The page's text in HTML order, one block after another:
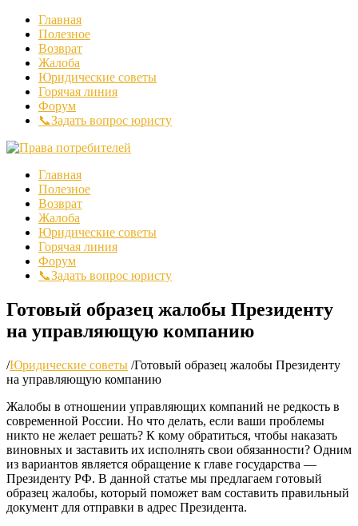
Главная
Полезное
Возврат
Жалоба
Юридические советы
Горячая линия
Форум
📞Задать вопрос юристу
Главная
Полезное
Возврат
Жалоба
Юридические советы
Горячая линия
Форум
📞Задать вопрос юристу
Готовый образец жалобы Президенту
на управляющую компанию
/Юридические советы /Готовый образец жалобы Президенту
на управляющую компанию
Жалобы в отношении управляющих компаний не редкость в
современной России. Но что делать, если ваши проблемы
никто не желает решать? К кому обратиться, чтобы наказать
виновных и заставить их исполнять свои обязанности? Одним
из вариантов является обращение к главе государства —
Президенту РФ. В данной статье мы предлагаем готовый
образец жалобы, который поможет вам составить правильный
документ для отправки в адрес Президента.